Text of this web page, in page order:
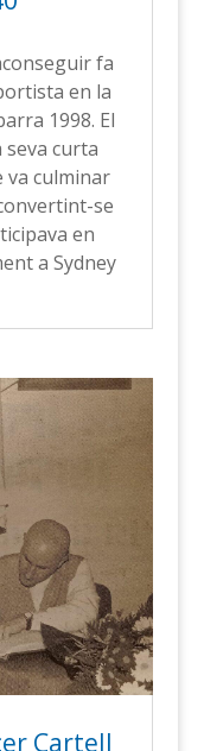
fa
en la
1998. El
seva curta
culminar
se
en
a Sydney
Cartell